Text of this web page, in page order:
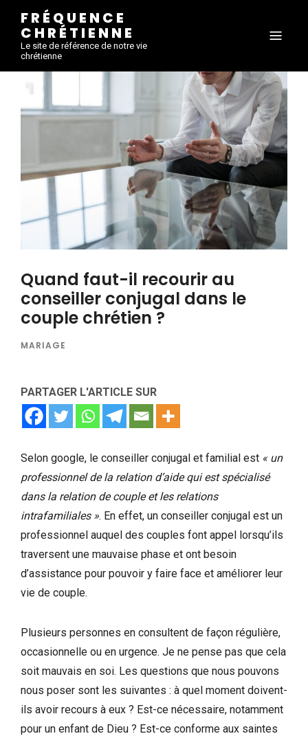
FRÉQUENCE
CHRÉTIENNE
Le site de référence de notre vie
chrétienne
Quand faut-il recourir au
conseiller conjugal dans le
couple chrétien ?
MARIAGE
PARTAGER L'ARTICLE SUR
Selon google, le conseiller conjugal et familial est « un
professionnel de la relation d’aide qui est spécialisé
dans la relation de couple et les relations
intrafamiliales ». En effet, un conseiller conjugal est un
professionnel auquel des couples font appel lorsqu’ils
traversent une mauvaise phase et ont besoin
d’assistance pour pouvoir y faire face et améliorer leur
vie de couple.
Plusieurs personnes en consultent de façon régulière,
occasionnelle ou en urgence. Je ne pense pas que cela
soit mauvais en soi. Les questions que nous pouvons
nous poser sont les suivantes : à quel moment doivent-
ils avoir recours à eux ? Est-ce nécessaire, notamment
pour un enfant de Dieu ? Est-ce conforme aux saintes